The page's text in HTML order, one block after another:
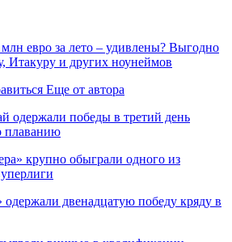
евро за лето – удивлены? Выгодно
Итакуру и других ноунеймов
Еще от автора
победы в третий день
плаванию
крупно обыграли одного из
двенадцатую победу кряду в